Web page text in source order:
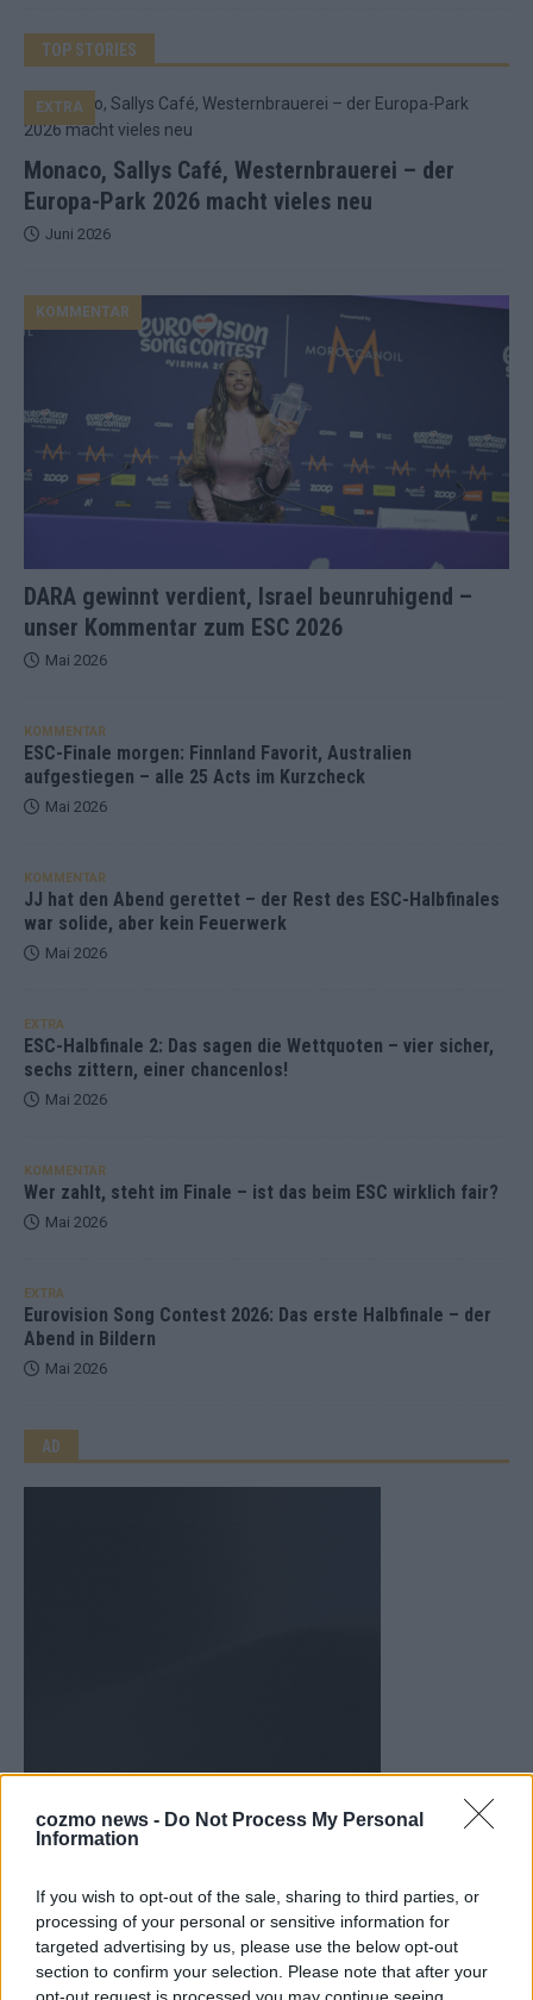
cozmo news - Do Not Process My Personal
Information
If you wish to opt-out of the sale, sharing to third parties, or
processing of your personal or sensitive information for
targeted advertising by us, please use the below opt-out
section to confirm your selection. Please note that after your
TOP STORIES
Monaco, Sallys Café, Westernbrauerei – der
Europa-Park 2026 macht vieles neu
EXTRA
Juni 2026
DARA gewinnt verdient, Israel beunruhigend –
unser Kommentar zum ESC 2026
KOMMENTAR
Mai 2026
KOMMENTAR
ESC-Finale morgen: Finnland Favorit, Australien
aufgestiegen – alle 25 Acts im Kurzcheck
Mai 2026
KOMMENTAR
JJ hat den Abend gerettet – der Rest des ESC-Halbfinales
war solide, aber kein Feuerwerk
Mai 2026
EXTRA
ESC-Halbfinale 2: Das sagen die Wettquoten – vier sicher,
sechs zittern, einer chancenlos!
Mai 2026
KOMMENTAR
Wer zahlt, steht im Finale – ist das beim ESC wirklich fair?
Mai 2026
EXTRA
Eurovision Song Contest 2026: Das erste Halbfinale – der
Abend in Bildern
Mai 2026
AD
WERBE BEI UNS!